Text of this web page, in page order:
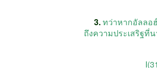
3.ทว่าหากอัลลอ
ถึงความประเสริฐที่